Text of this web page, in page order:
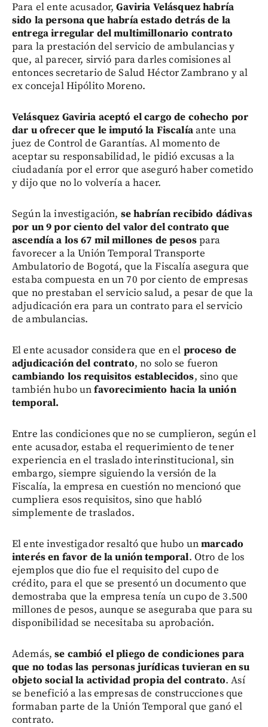
Para el ente acusador,Gaviria Velásquez habría
sido la persona que habría estado detrás de la
entrega irregular del multimillonario contrato
para la prestación del servicio de ambulancias y
que, al parecer, sirvió para darles comisiones al
entonces secretario de Salud Héctor Zambrano y al
ex concejal Hipólito Moreno.
Velásquez Gaviria aceptó el cargo de cohecho por
dar u ofrecer que le imputó la Fiscalíaante una
juez de Control de Garantías. Al momento de
aceptar su responsabilidad, le pidió excusas a la
ciudadanía por el error que aseguró haber cometido
y dijo que no lo volvería a hacer.
Según la investigación, se habrían recibido dádivas
por un 9 por ciento del valor del contrato que
ascendía a los 67 mil millones de pesospara
favorecer a la Unión Temporal Transporte
Ambulatorio de Bogotá, que la Fiscalía asegura que
estaba compuesta en un 70 por ciento de empresas
que no prestaban el servicio salud, a pesar de que la
adjudicación era para un contrato para el servicio
de ambulancias.
El ente acusador considera que en el proceso de
adjudicación del contrato, no solo se fueron
cambiando los requisitos establecidos, sino que
también hubo unfavorecimiento hacia la unión
temporal.
Entre las condiciones que no se cumplieron, según el
ente acusador, estaba el requerimiento de tener
experiencia en el traslado interinstitucional, sin
embargo, siempre siguiendo la versión de la
Fiscalía, la empresa en cuestión no mencionó que
cumpliera esos requisitos, sino que habló
simplemente de traslados.
El ente investigador resaltó que hubo unmarcado
interés en favor de la unión temporal. Otro de los
ejemplos que dio fue el requisito del cupo de
crédito, para el que se presentó un documento que
demostraba que la empresa tenía un cupo de 3.500
millones de pesos, aunque se aseguraba que para su
disponibilidad se necesitaba su aprobación.
Además, se cambió el pliego de condiciones para
que no todas las personas jurídicas tuvieran en su
objeto social la actividad propia del contrato. Así
se benefició a las empresas de construcciones que
formaban parte de la Unión Temporal que ganó el
contrato.